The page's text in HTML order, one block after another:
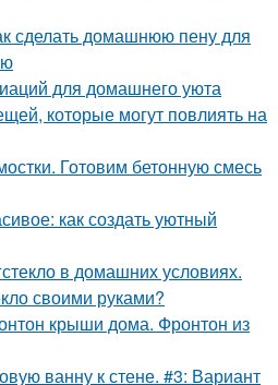
сделать домашнюю пену для
для домашнего уюта
которые могут повлиять на
Готовим бетонную смесь
как создать уютный
в домашних условиях.
своими руками?
крыши дома. Фронтон из
ванну к стене. #3: Вариант